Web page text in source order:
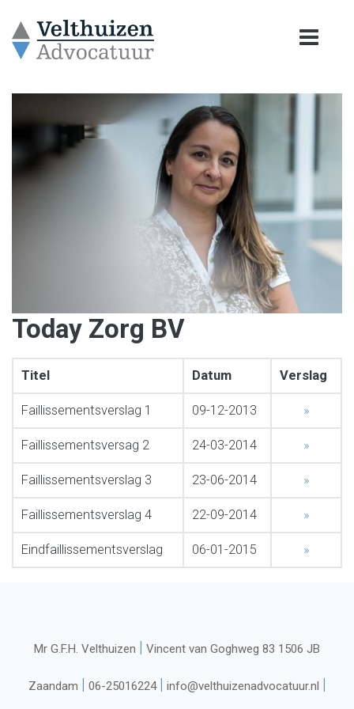
Today Zorg BV
Titel Datum Verslag
Faillissementsverslag 1 09-12-2013 »
Faillissementsversag 2 24-03-2014 »
Faillissementsverslag 3 23-06-2014 »
Faillissementsverslag 4 22-09-2014 »
Eindfaillissementsverslag 06-01-2015 »
Mr G.F.H. Velthuizen | Vincent van Goghweg 83 1506 JB
Zaandam | 06-25016224 | info@velthuizenadvocatuur.nl |